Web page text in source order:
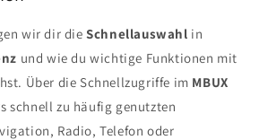
wir dir dieSchnellauswahl in
und wie du wichtige Funktionen mit
Über die Schnellzugriffe im MBUX
schnell zu häufig genutzten
Radio, Telefon oder